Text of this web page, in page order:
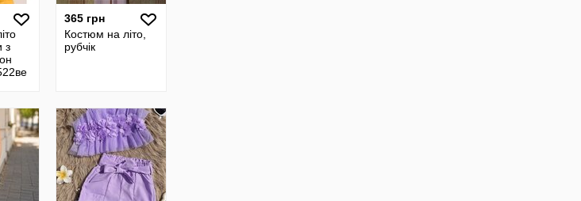
з
365 грн
Костюм на літо,
рубчік